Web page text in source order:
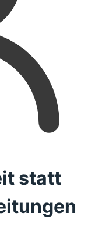
statt